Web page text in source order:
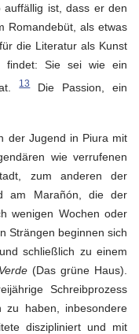
ist, dass er den
Romandebüt, als etwas
die Literatur als Kunst
findet: Sie sei wie ein
13Die Passion, ein
der Jugend in Piura mit
wie verrufenen
zum anderen der
am Marañón, die der
wenigen Wochen oder
Strängen beginnen sich
schließlich zu einem
(Das grüne Haus).
Schreibprozess
haben, inbesondere
diszipliniert und mit